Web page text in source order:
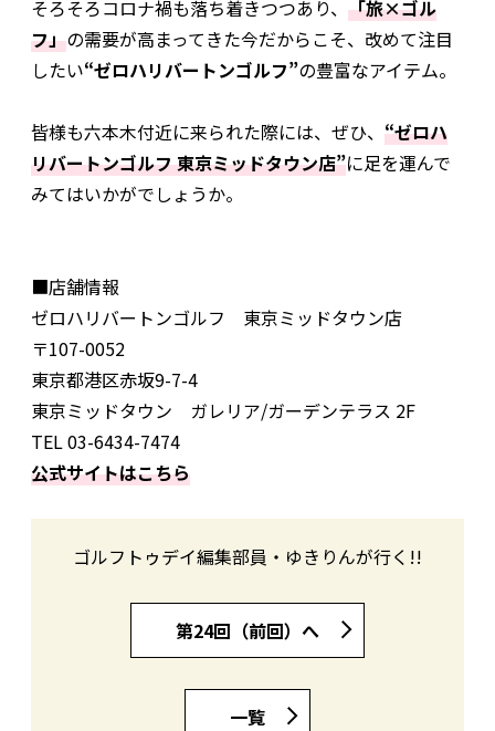
そろそろコロナ禍も落ち着きつつあり、 「旅×ゴル
フ」の需要が高まってきた今だからこそ、改めて注目
したい“ゼロハリバートンゴルフ”の豊富なアイテム。
皆様も六本木付近に来られた際には、ぜひ、 “ゼロハ
リバートンゴルフ 東京ミッドタウン店”に足を運んで
みてはいかがでしょうか。
■店舗情報
ゼロハリバートンゴルフ 東京ミッドタウン店
〒107-0052
東京都港区赤坂9-7-4
東京ミッドタウン ガレリア/ガーデンテラス 2F
TEL 03-6434-7474
公式サイトはこちら
ゴルフトゥデイ編集部員・ゆきりんが行く!!
第24回（前回）へ
一覧